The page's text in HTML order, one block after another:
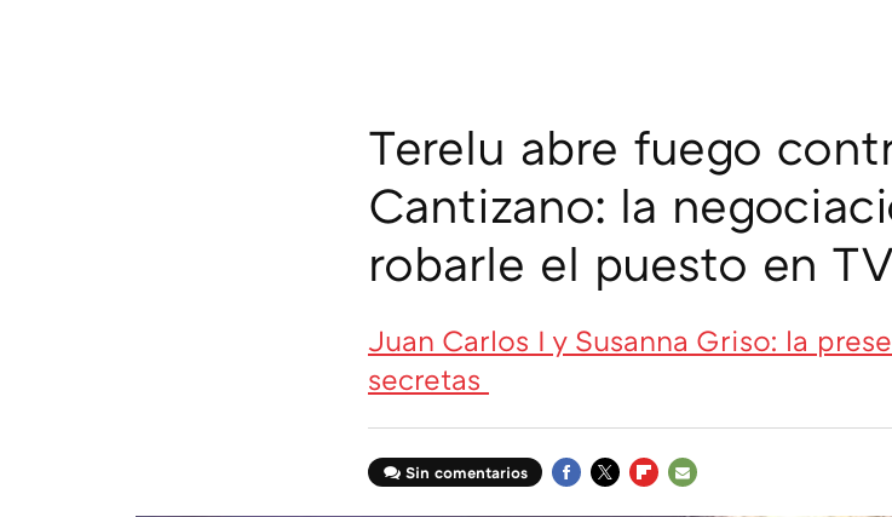
Terelu abre fuego
Cantizano: la
robarle el puesto en
Juan Carlos I y Susanna Griso: la
secretas
Sin comentarios